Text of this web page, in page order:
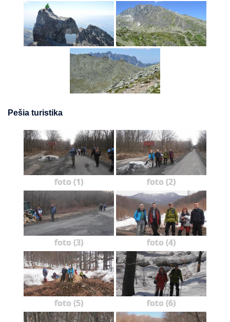
Pešia turistika
foto (1) foto (2)
foto (3) foto (4)
foto (5) foto (6)